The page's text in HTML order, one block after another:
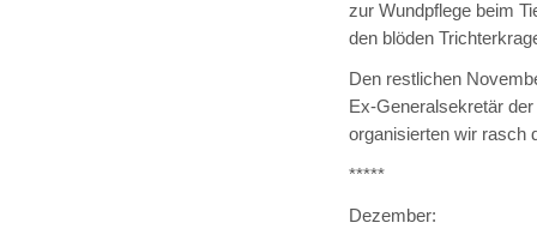
zur Wundpflege beim
den blöden
Den restlichen
Ex-Generalsekretär
organisierten wir rasch
*****
Dezember: